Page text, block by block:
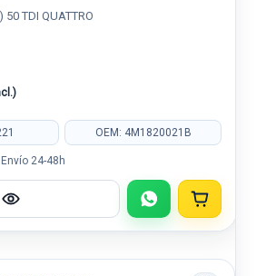
TDI QUATTRO
OEM: 4M1820021B
Envío 24-48h